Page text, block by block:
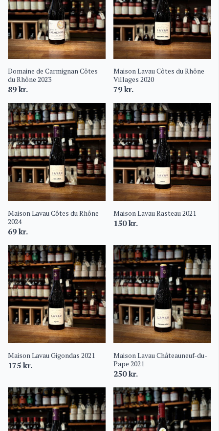
Domaine de Carmignan Côtes
du Rhône 2023
89kr.
Maison Lavau Côtes du Rhône
Villages 2020
79kr.
Maison Lavau Côtes du Rhône
2024
69kr.
Maison Lavau Rasteau 2021
150kr.
Maison Lavau Gigondas 2021
175kr.
Maison Lavau Châteauneuf-du-
Pape 2021
250kr.